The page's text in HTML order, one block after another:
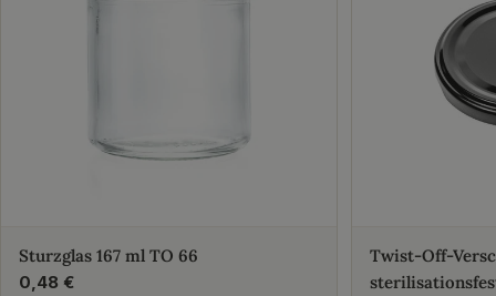
Sturzglas 167 ml TO 66
Regulärer
0,48 €
Twist-Off-